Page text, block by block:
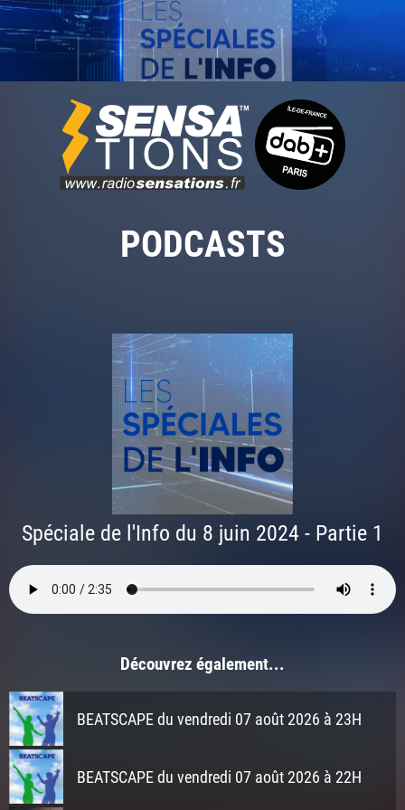
PODCASTS
Spéciale de l'Info du 8 juin 2024 - Partie 1
Découvrez également...
BEATSCAPE du vendredi 07 août 2026 à 23H
BEATSCAPE du vendredi 07 août 2026 à 22H